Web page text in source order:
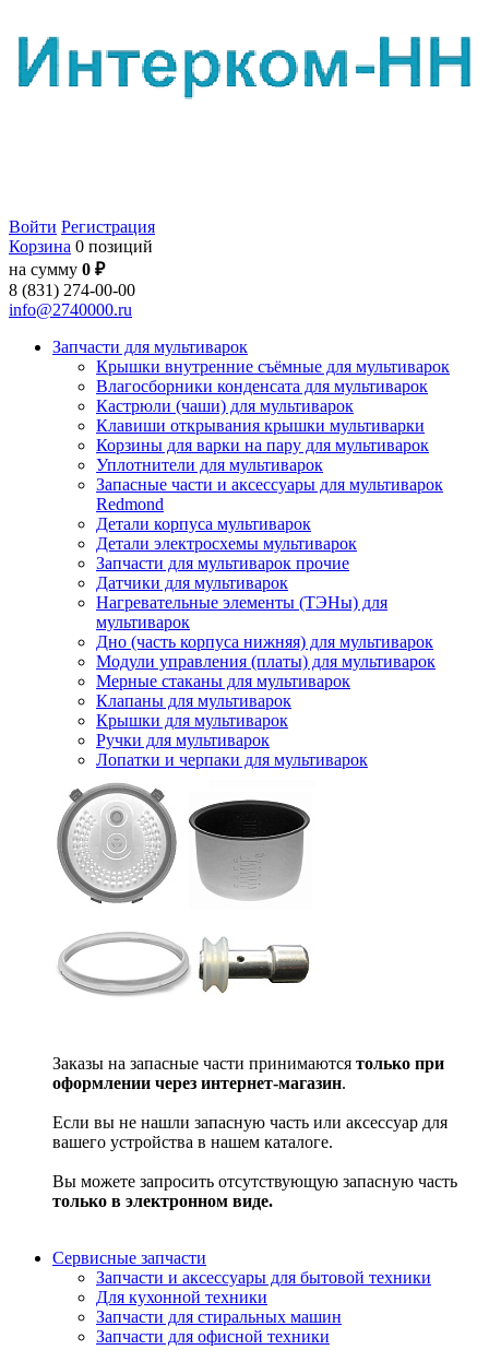
Войти Регистрация
Корзина 0 позиций
на сумму 0 ₽
8 (831) 274-00-00
info@2740000.ru
Запчасти для мультиварок
Крышки внутренние съёмные для мультиварок
Влагосборники конденсата для мультиварок
Кастрюли (чаши) для мультиварок
Клавиши открывания крышки мультиварки
Корзины для варки на пару для мультиварок
Уплотнители для мультиварок
Запасные части и аксессуары для мультиварок
Redmond
Детали корпуса мультиварок
Детали электросхемы мультиварок
Запчасти для мультиварок прочие
Датчики для мультиварок
Нагревательные элементы (ТЭНы) для
мультиварок
Дно (часть корпуса нижняя) для мультиварок
Модули управления (платы) для мультиварок
Мерные стаканы для мультиварок
Клапаны для мультиварок
Крышки для мультиварок
Ручки для мультиварок
Лопатки и черпаки для мультиварок
Заказы на запасные части принимаются только при
оформлении через интернет-магазин.
Если вы не нашли запасную часть или аксессуар для
вашего устройства в нашем каталоге.
Вы можете запросить отсутствующую запасную часть
только в электронном виде.
Сервисные запчасти
Запчасти и аксессуары для бытовой техники
Для кухонной техники
Запчасти для стиральных машин
Запчасти для офисной техники